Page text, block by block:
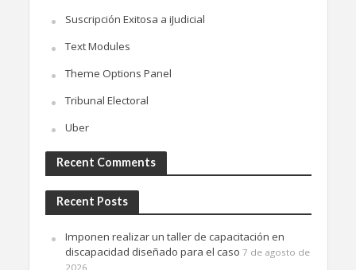
Suscripción Exitosa a iJudicial
Text Modules
Theme Options Panel
Tribunal Electoral
Uber
Recent Comments
Recent Posts
Imponen realizar un taller de capacitación en
discapacidad diseñado para el caso 7 de agosto de
2026